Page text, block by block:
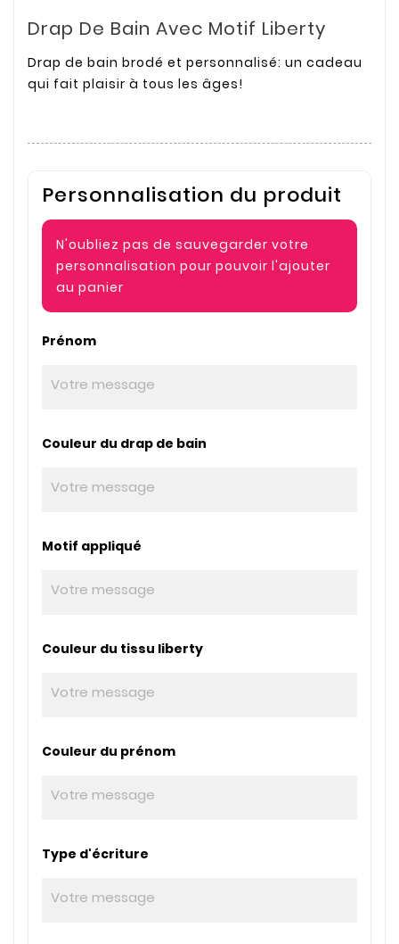
Drap De Bain Avec Motif Liberty
Drap de bain brodé et personnalisé: un cadeau
qui fait plaisir à tous les âges!
Personnalisation du produit
N'oubliez pas de sauvegarder votre
personnalisation pour pouvoir l'ajouter
au panier
Prénom
Couleur du drap de bain
Motif appliqué
Couleur du tissu liberty
Couleur du prénom
Type d'écriture